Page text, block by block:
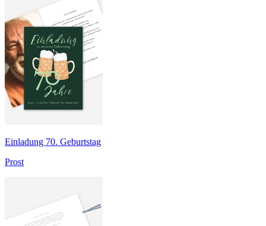
Einladung 70. Geburtstag
Prost